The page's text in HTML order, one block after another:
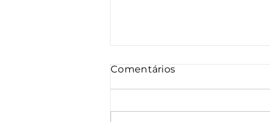
Comentários